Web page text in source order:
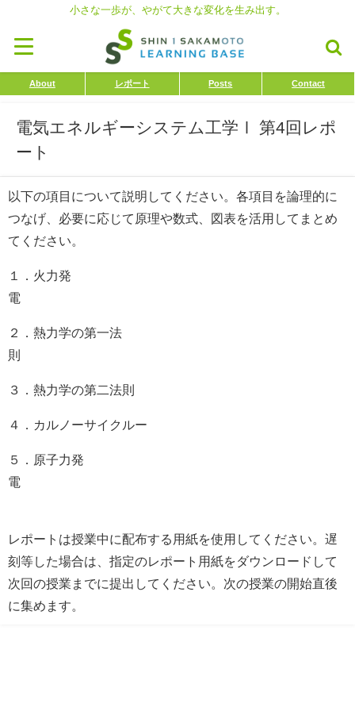
小さな一歩が、やがて大きな変化を生み出す。
About レポート Posts Contact
電気エネルギーシステム工学Ⅰ 第4回レポ
ート
以下の項目について説明してください。各項目を論理的に
つなげ、必要に応じて原理や数式、図表を活用してまとめ
てください。
１．火力発
２．熱力学の第一法
３．熱力学の第二法則
４．カルノーサイクルー
５．原子力発
レポートは授業中に配布する用紙を使用してください。遅
刻等した場合は、指定のレポート用紙をダウンロードして
次回の授業までに提出してください。次の授業の開始直後
に集めます。